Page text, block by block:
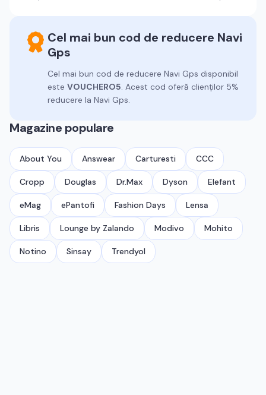
Cel mai bun cod de reducere Navi
Gps
Cel mai bun cod de reducere Navi Gps disponibil
este VOUCHERO5. Acest cod oferă clienților 5%
reducere la Navi Gps.
Magazine populare
About You Answear Carturesti CCC
Cropp Douglas Dr.Max Dyson Elefant
eMag ePantofi Fashion Days Lensa
Libris Lounge by Zalando Modivo Mohito
Notino Sinsay Trendyol